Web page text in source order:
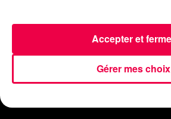
INFOS
Gérer mes choix
Accepter et